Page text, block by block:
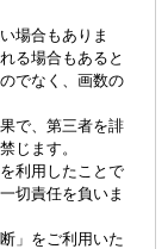
場合もありま
る場合もあると
でなく、画数の
で、第三者を誹
じます。
利用したことで
切責任を負いま
」をご利用いた